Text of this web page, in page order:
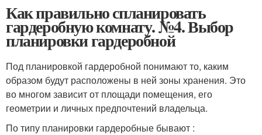
Как правильно спланировать
гардеробную комнату. №4. Выбор
планировки гардеробной
Под планировкой гардеробной понимают то, каким
образом будут расположены в ней зоны хранения. Это
во многом зависит от площади помещения, его
геометрии и личных предпочтений владельца.
По типу планировки гардеробные бывают :